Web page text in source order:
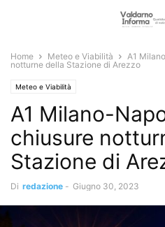
Home Meteo e Viabilità
A1
notturne della Stazione di Arezzo
Meteo e Viabilità
A1 Milano-
chiusure
Stazione di
Di redazione - Giugno 30, 2023